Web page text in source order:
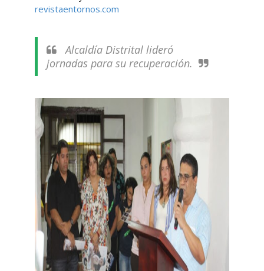
revistaentornos.com
Alcaldía Distrital lideró
jornadas para su recuperación.